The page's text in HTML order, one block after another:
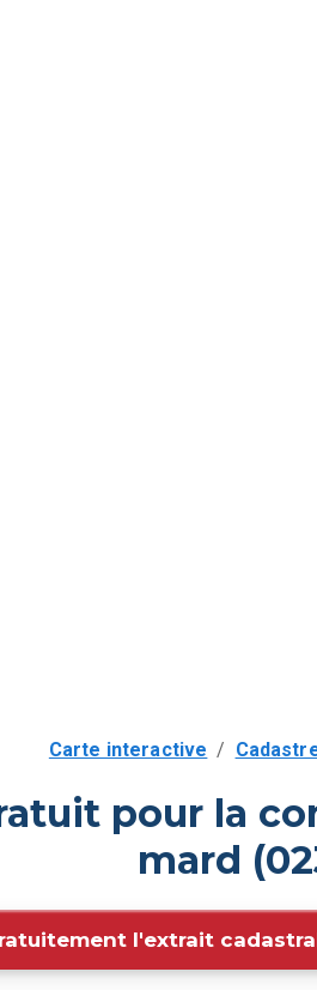
Carte interactive /
pour la
mard
l'extrait